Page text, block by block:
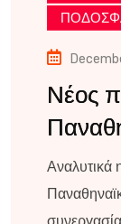
Νέος
Αναλυτικά